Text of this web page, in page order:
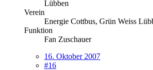
Lübben
Verein
Energie Cottbus, Grün Weiss
Funktion
Fan Zuschauer
16. Oktober 2007
#16